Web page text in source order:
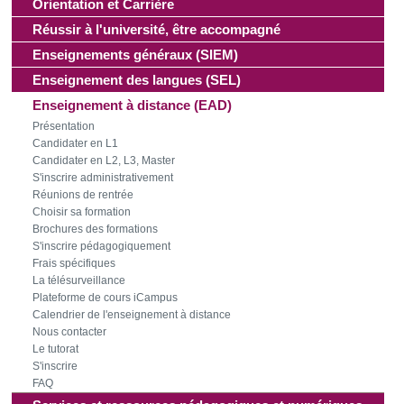
Orientation et Carrière
Réussir à l'université, être accompagné
Enseignements généraux (SIEM)
Enseignement des langues (SEL)
Enseignement à distance (EAD)
Présentation
Candidater en L1
Candidater en L2, L3, Master
S'inscrire administrativement
Réunions de rentrée
Choisir sa formation
Brochures des formations
S'inscrire pédagogiquement
Frais spécifiques
La télésurveillance
Plateforme de cours iCampus
Calendrier de l'enseignement à distance
Nous contacter
Le tutorat
S'inscrire
FAQ